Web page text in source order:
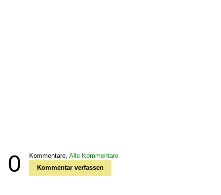
0 Kommentare, Alle Kommentare
Kommentar verfassen